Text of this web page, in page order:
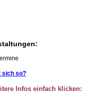
sich so?
Infos einfach klicken: